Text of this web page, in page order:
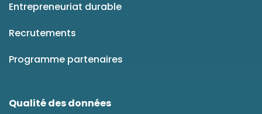
Entrepreneuriat durable
Recrutements
Programme partenaires
Qualité des données